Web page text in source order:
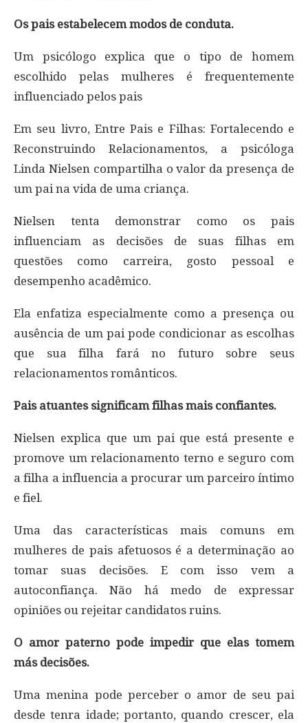
Os pais estabelecem modos de conduta.
Um psicólogo explica que o tipo de homem
escolhido pelas mulheres é frequentemente
influenciado pelos pais
Em seu livro, Entre Pais e Filhas: Fortalecendo e
Reconstruindo Relacionamentos, a psicóloga
Linda Nielsen compartilha o valor da presença de
um pai na vida de uma criança.
Nielsen tenta demonstrar como os pais
influenciam as decisões de suas filhas em
questões como carreira, gosto pessoal e
desempenho acadêmico.
Ela enfatiza especialmente como a presença ou
ausência de um pai pode condicionar as escolhas
que sua filha fará no futuro sobre seus
relacionamentos românticos.
Pais atuantes significam filhas mais confiantes.
Nielsen explica que um pai que está presente e
promove um relacionamento terno e seguro com
a filha a influencia a procurar um parceiro íntimo
e fiel.
Uma das características mais comuns em
mulheres de pais afetuosos é a determinação ao
tomar suas decisões. E com isso vem a
autoconfiança. Não há medo de expressar
opiniões ou rejeitar candidatos ruins.
O amor paterno pode impedir que elas tomem
más decisões.
Uma menina pode perceber o amor de seu pai
desde tenra idade; portanto, quando crescer, ela